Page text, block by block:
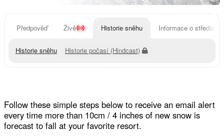
Předpověď Živě Historie sněhu Informace o středisku
Historie sněhu Historie počasí (Hindcast)
Follow these simple steps below to receive an email alert
every time more than 10cm / 4 inches of new snow is
forecast to fall at your favorite resort.